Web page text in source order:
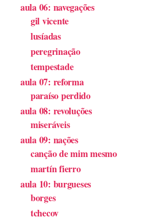
aula 06: navegações
gil vicente
lusíadas
peregrinação
tempestade
aula 07: reforma
paraíso perdido
aula 08: revoluções
miseráveis
aula 09: nações
canção de mim mesmo
martín fierro
aula 10: burgueses
borges
tchecov